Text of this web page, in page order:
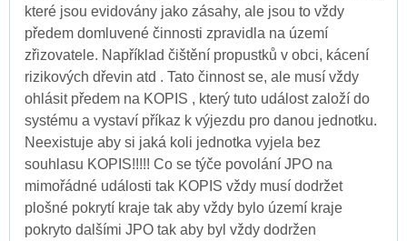
které jsou evidovány jako zásahy, ale jsou to vždy
předem domluvené činnosti zpravidla na území
zřizovatele. Například čištění propustků v obci, kácení
rizikových dřevin atd . Tato činnost se, ale musí vždy
ohlásit předem na KOPIS , který tuto událost založí do
systému a vystaví příkaz k výjezdu pro danou jednotku.
Neexistuje aby si jaká koli jednotka vyjela bez
souhlasu KOPIS!!!!! Co se týče povolání JPO na
mimořádné události tak KOPIS vždy musí dodržet
plošné pokrytí kraje tak aby vždy bylo území kraje
pokryto dalšími JPO tak aby byl vždy dodržen